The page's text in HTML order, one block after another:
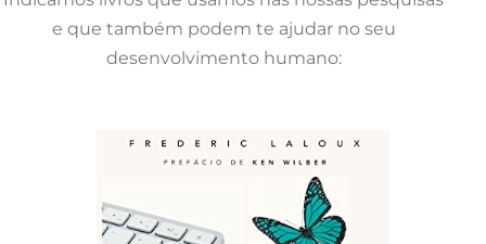
e que também podem te ajudar no seu
desenvolvimento humano: